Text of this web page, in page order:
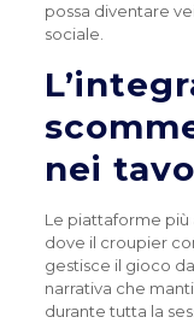
possa diventare
sociale.
nei
Le piattaforme più
dove il croupier
gestisce il gioco
narrativa che
durante tutta la